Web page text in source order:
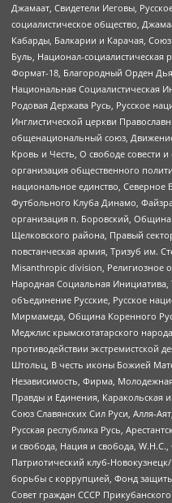
Джамаат, Свидетели Иеговы,
социалистическое общество,
Кабарды, Балкарии и Карачая,
Буль, Национал-социалистическая
Формат-18, Благородный Орден
Национальная Социалистическая
Родовая Держава Русь, Русское
Инглистической церкви
общенациональный союз,
Кровь и Честь, О свободе совести
организация общественного
национальное единство, Северное
Футбольного Клуба Динамо,
организация п. Боровский,
Щелковского района, Правый
повстанческая армия, Тризуб им.
Misanthropic division, Религиозное
Народная Социальная Инициатива,
объединение Русские, Русское
Мирмамеда, Община Коренного
Меджлис крымскотатарского
противодействии экстремистской
Штольц, В честь иконы Божией
Независимость, Фирма,
Правды и Единения, Каракольская
Союз Славянских Сил Руси, Алля-
Русская республика Русь,
и свобода, Нация и свобода,
Патриотический клуб-
борьбы с коррупцией, Фонд
Совет граждан СССР